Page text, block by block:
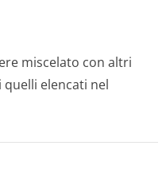
miscelato con altri
quelli elencati nel